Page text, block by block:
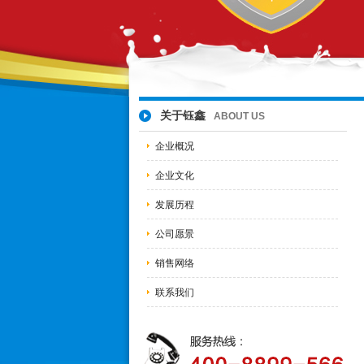
关于钰鑫 ABOUT US
企业概况
企业文化
发展历程
公司愿景
销售网络
联系我们